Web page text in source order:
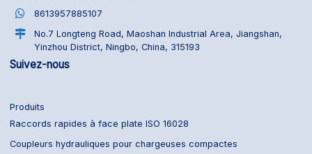
8613957885107
No.7 Longteng Road, Maoshan Industrial Area, Jiangshan,
Yinzhou District, Ningbo, China, 315193
Suivez-nous
Produits
Raccords rapides à face plate ISO 16028
Coupleurs hydrauliques pour chargeuses compactes